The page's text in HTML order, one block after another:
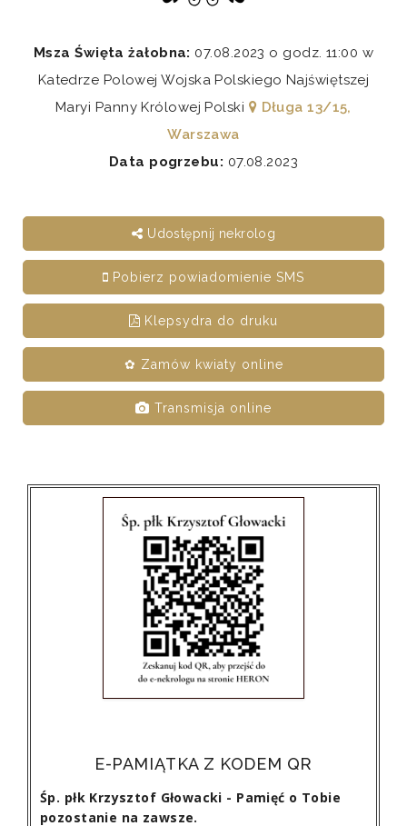
Msza Święta żałobna: 07.08.2023 o godz. 11:00 w
Katedrze Polowej Wojska Polskiego Najświętszej
Maryi Panny Królowej Polski
Długa 13/15,
Warszawa
Data pogrzebu: 07.08.2023
Udostępnij nekrolog
Pobierz powiadomienie SMS
Klepsydra do druku
✿ Zamów kwiaty online
Transmisja online
E-PAMIĄTKA Z KODEM QR
Śp. płk Krzysztof Głowacki - Pamięć o Tobie
pozostanie na zawsze.